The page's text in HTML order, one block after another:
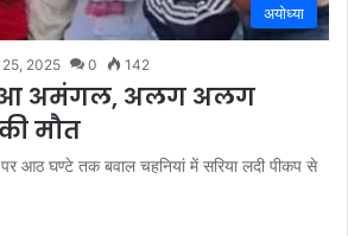
अयोध्या
2025 0 142
अमंगल, अलग अलग
मौत
आठ घण्टे तक बवाल चहनियां में सरिया लदी पीकप से